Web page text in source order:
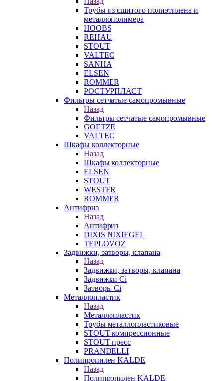
Трубы из сшитого полиэтилена и
металлополимера
HOOBS
REHAU
STOUT
VALTEC
SANHA
ELSEN
ROMMER
РОСТУРПЛАСТ
Фильтры сетчатые самопромывные
Назад
Фильтры сетчатые самопромывные
GOETZE
VALTEC
Шкафы коллекторные
Назад
Шкафы коллекторные
ELSEN
STOUT
WESTER
ROMMER
Антифриз
Назад
Антифриз
DIXIS NIXIEGEL
TEPLOVOZ
Задвижки, затворы, клапана
Назад
Задвижки, затворы, клапана
Задвижки Ci
Затворы Ci
Металлопластик
Назад
Металлопластик
Трубы металлопластиковые
STOUT компрессионные
STOUT пресс
PRANDELLI
Полипропилен KALDE
Назад
Полипропилен KALDE